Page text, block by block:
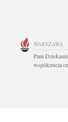
WARSZAWA
Pani
współczucia